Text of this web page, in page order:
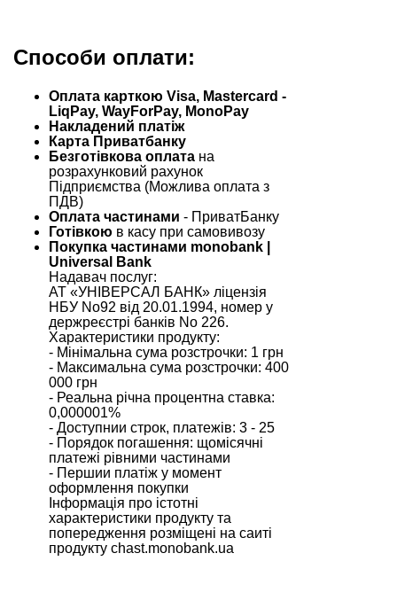
Способи оплати:
Оплата карткою Visa, Mastercard -
LiqPay, WayForPay, MonoPay
Накладений платіж
Карта Приватбанку
Безготівкова оплата на
розрахунковий рахунок
Підприємства (Можлива оплата з
ПДВ)
Оплата частинами - ПриватБанку
Готівкою в касу при самовивозу
Покупка частинами monobank |
Universal Bank
Надавач послуг:
АТ «УНІВЕРСАЛ БАНК» ліцензія
НБУ No92 від 20.01.1994, номер у
держреєстрі банків No 226.
Характеристики продукту:
- Мінімальна сума розстрочки: 1 грн
- Максимальна сума розстрочки: 400
000 грн
- Реальна річна процентна ставка:
0,000001%
- Доступнии‌ строк, платежів: 3 - 25
- Порядок погашення: щомісячні
платежі рівними частинами
- Першии‌ платіж у момент
оформлення покупки
Інформація про істотні
характеристики продукту та
попередження розміщені на саи‌ті
продукту chast.monobank.ua